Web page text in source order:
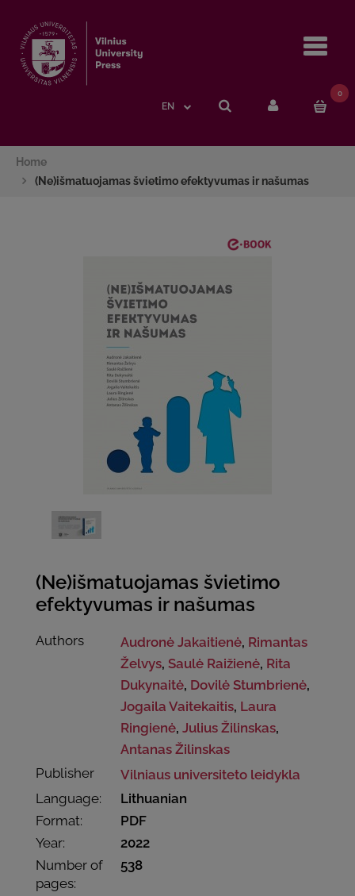
EN
0
Home
(Ne)išmatuojamas švietimo efektyvumas ir našumas
(Ne)išmatuojamas švietimo
efektyvumas ir našumas
Authors Audronė Jakaitienė, Rimantas
Želvys,Saulė Raižienė, Rita
Dukynaitė, Dovilė Stumbrienė,
Jogaila Vaitekaitis, Laura
Ringienė,Julius Žilinskas,
Antanas Žilinskas
Publisher
Vilniaus universiteto leidykla
Language:
Lithuanian
Format:
PDF
Year:
2022
Number of
pages:
538